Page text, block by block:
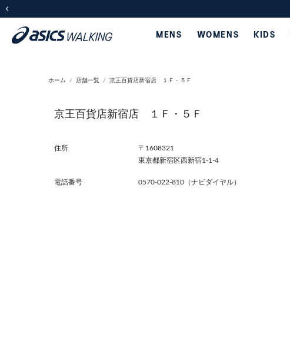
MENS WOMENS KIDS
ホーム 店舗一覧 京王百貨店新宿店 １Ｆ・５Ｆ
京王百貨店新宿店 １Ｆ・５Ｆ
住所
〒1608321
東京都新宿区西新宿1-1-4
電話番号 0570-022-810（ナビダイヤル）